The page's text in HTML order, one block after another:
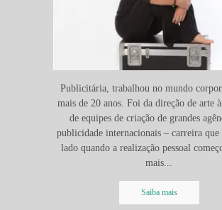
Publicitária, trabalhou no mundo
mais de 20 anos. Foi da direção de arte
de equipes de criação de grandes
publicidade internacionais – carreira que
lado quando a realização pessoal
mais...
Saiba mais